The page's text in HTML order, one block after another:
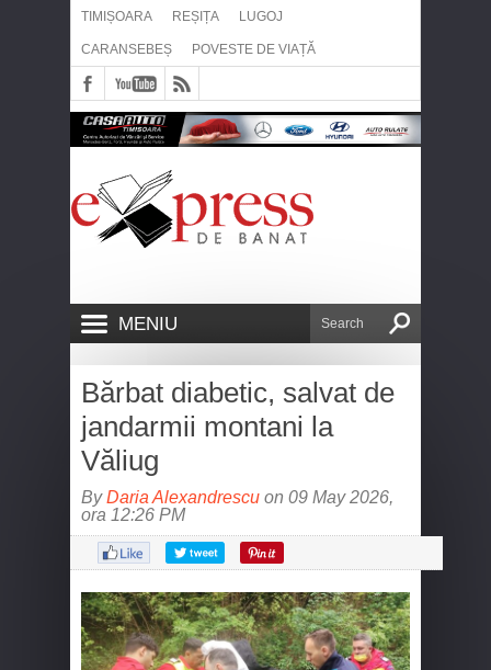
TIMIȘOARA REȘIȚA LUGOJ
CARANSEBEȘ POVESTE DE VIAȚĂ
MENIU
Bărbat diabetic, salvat de
jandarmii montani la
Văliug
ByDaria Alexandrescu on 09 May 2026,
ora 12:26 PM